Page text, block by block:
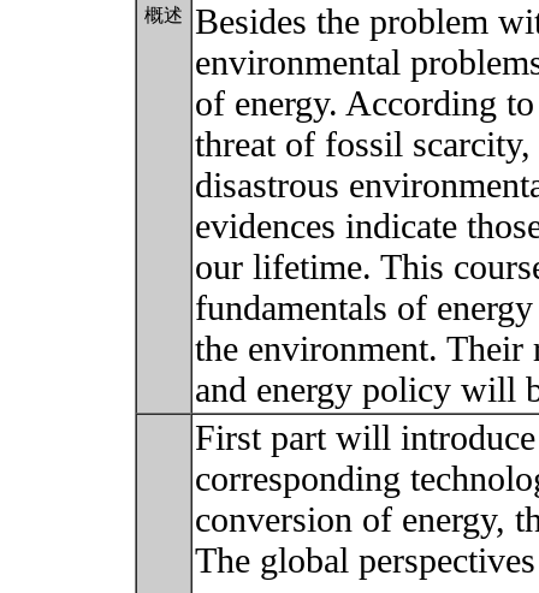
概述
Besides the problem
environmental
of energy. According
threat of fossil
disastrous
evidences indicate
our lifetime. This
fundamentals of
the environment.
and energy policy will
First part will introduce
corresponding
conversion of energy,
The global